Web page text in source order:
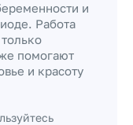
и
Работа
помогают
и красоту